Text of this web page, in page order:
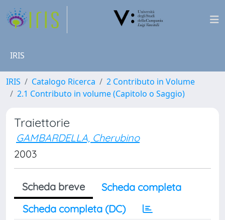
IRIS
IRIS Catalogo Ricerca
2 Contributo in Volume
2.1 Contributo in volume (Capitolo o Saggio)
Traiettorie
GAMBARDELLA, Cherubino
2003
Scheda breve
Scheda completa
Scheda completa (DC)